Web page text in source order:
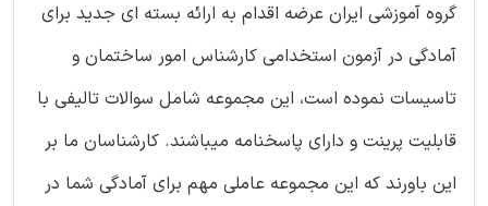
گروه آموزشی ایران عرضه اقدام به ارائه بسته ای جدید برای
آمادگی در آزمون استخدامی کارشناس امور ساختمان و
تاسیسات نموده است، این مجموعه شامل سوالات تالیفی با
قابلیت پرینت و دارای پاسخنامه میباشند. کارشناسان ما بر
این باورند که این مجموعه عاملی مهم برای آمادگی شما در